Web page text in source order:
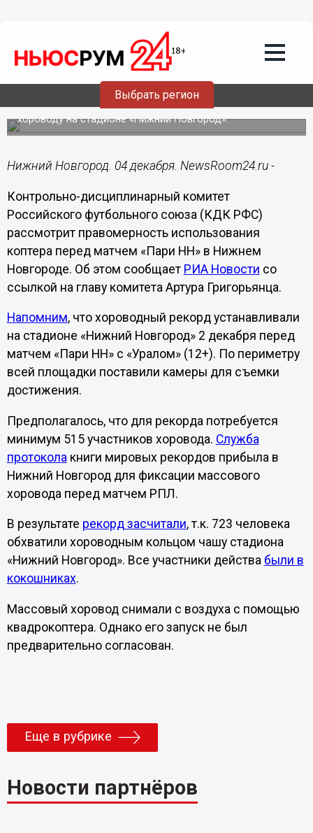
Выбрать регион
КДК РФС рассмотрит правомерность
использования коптера перед матчем
«Пари НН»
Его применяли для съемки рекорда по массовому
хороводу на стадионе «Нижний Новгород».
Нижний Новгород. 04 декабря. NewsRoom24.ru -
Контрольно-дисциплинарный комитет
Российского футбольного союза (КДК РФС)
рассмотрит правомерность использования
коптера перед матчем «Пари НН» в Нижнем
Новгороде. Об этом сообщает РИА Новости со
ссылкой на главу комитета Артура Григорьянца.
Напомним, что хороводный рекорд устанавливали
на стадионе «Нижний Новгород» 2 декабря перед
матчем «Пари НН» с «Уралом» (12+). По периметру
всей площадки поставили камеры для съемки
достижения.
Предполагалось, что для рекорда потребуется
минимум 515 участников хоровода. Служба
протокола книги мировых рекордов прибыла в
Нижний Новгород для фиксации массового
хоровода перед матчем РПЛ.
В результате рекорд засчитали, т.к. 723 человека
обхватили хороводным кольцом чашу стадиона
«Нижний Новгород». Все участники действа были в
кокошниках.
Массовый хоровод снимали с воздуха с помощью
квадрокоптера. Однако его запуск не был
предварительно согласован.
Еще в рубрике
Новости партнёров